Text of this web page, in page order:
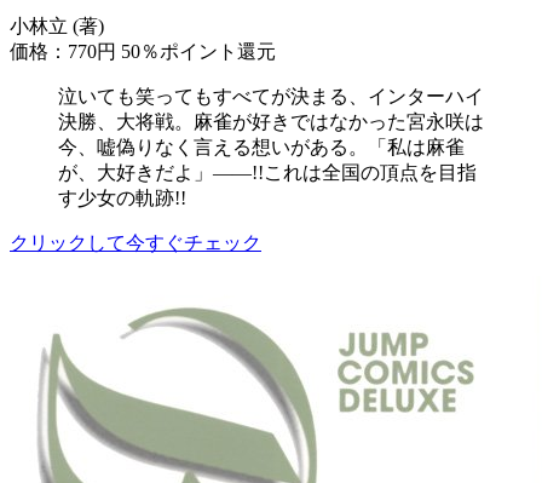
小林立 (著)
価格：770円 50％ポイント還元
泣いても笑ってもすべてが決まる、インターハイ
決勝、大将戦。麻雀が好きではなかった宮永咲は
今、嘘偽りなく言える想いがある。「私は麻雀
が、大好きだよ」――!!これは全国の頂点を目指
す少女の軌跡!!
クリックして今すぐチェック